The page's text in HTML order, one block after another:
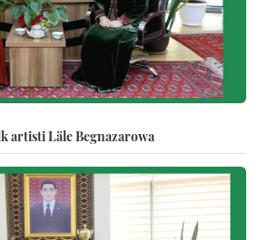
artisti Läle Begnazarowa